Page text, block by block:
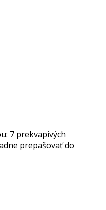
7 prekvapivých
prepašovať do